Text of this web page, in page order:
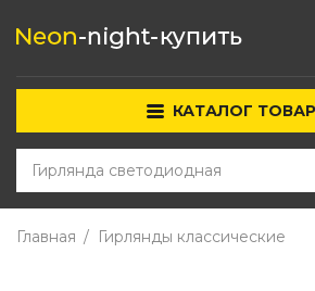
КАТАЛОГ
Главная Гирлянды классические